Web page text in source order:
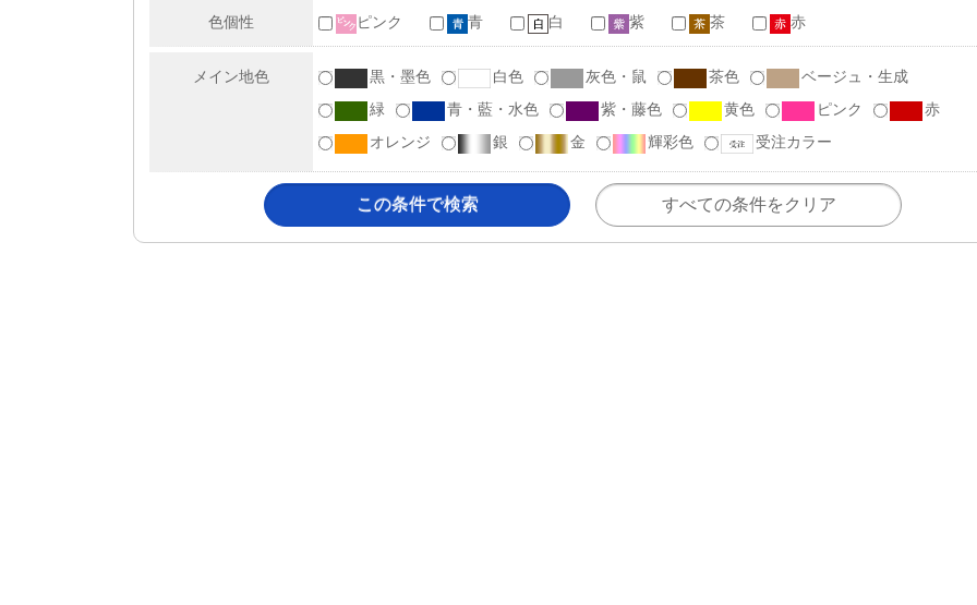
色個性 ピンク 青 白 紫 茶 赤
メイン地色 黒・墨色 白色 灰色・鼠 茶色
ベージュ・生成
緑
青・藍・水色 紫・藤色 黄色 ピンク
赤
オレンジ
銀 金 輝彩色 受注カラー